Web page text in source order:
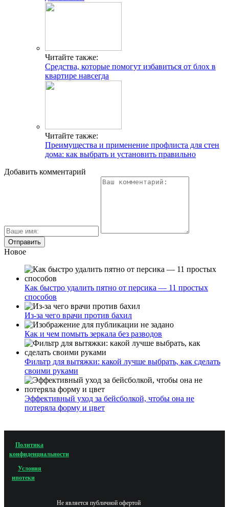
Читайте также:
Средства, которые помогут избавиться от блох в
квартире навсегда
Читайте также:
Преимущества и применение профлиста для стен
дома: как выбрать и установить правильно
Добавить комментарий
Новое
Как быстро удалить пятно от персика — 11 простых
способов
Из-за чего врачи против бахил
Как и чем помыть зеркала без разводов
Фильтр для вытяжки: какой лучше выбрать, как сделать
своими руками
Эффективный уход за бейсболкой, чтобы она не
потеряла форму и цвет
Политика
конфиденциальности
Условия
ипотеки
Не является публичной офертой